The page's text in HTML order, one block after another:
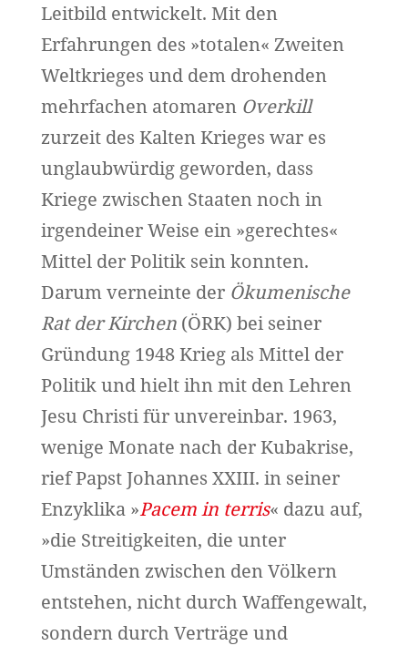
Leitbild entwickelt. Mit den
Erfahrungen des »totalen« Zweiten
Weltkrieges und dem drohenden
mehrfachen atomaren Overkill
zurzeit des Kalten Krieges war es
unglaubwürdig geworden, dass
Kriege zwischen Staaten noch in
irgendeiner Weise ein »gerechtes«
Mittel der Politik sein konnten.
Darum verneinte der Ökumenische
Rat der Kirchen (ÖRK) bei seiner
Gründung 1948 Krieg als Mittel der
Politik und hielt ihn mit den Lehren
Jesu Christi für unvereinbar. 1963,
wenige Monate nach der Kubakrise,
rief Papst Johannes XXIII. in seiner
Enzyklika »Pacem in terris« dazu auf,
»die Streitigkeiten, die unter
Umständen zwischen den Völkern
entstehen, nicht durch Waffengewalt,
sondern durch Verträge und